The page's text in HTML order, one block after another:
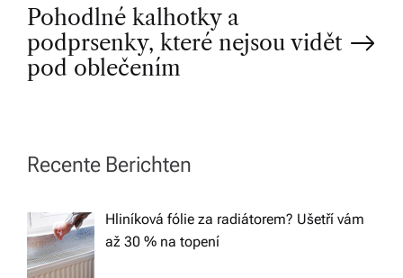
o
s
n
v
Pohodlné kalhotky a
podprsenky, které nejsou vidět
pod oblečením
Recente Berichten
Hliníková fólie za radiátorem? Ušetří vám
až 30 % na topení